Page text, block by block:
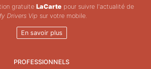
gratuite LaCartepour suivre l'actualité de
Drivers Vip sur votre mobile.
En savoir plus
PROFESSIONNELS